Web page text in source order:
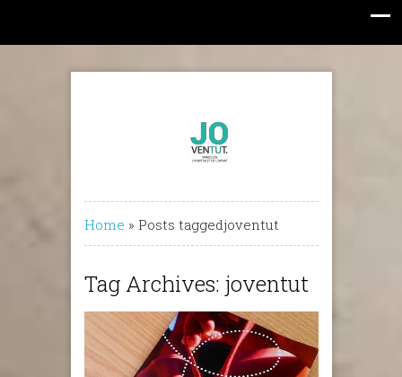
Home » Posts taggedjoventut
Tag Archives: joventut